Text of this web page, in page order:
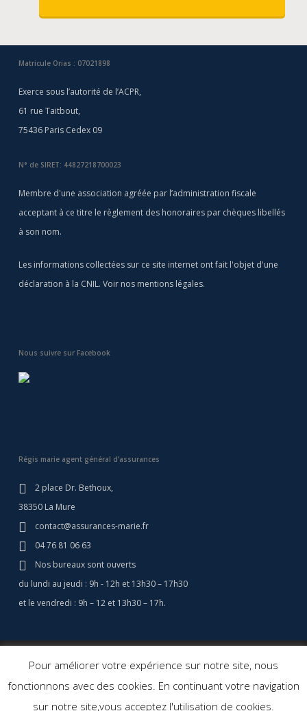
Matricule Orias : 07021898
Exerce sous l’autorité de l’ACPR,
61 rue Taitbout,
75436 Paris Cedex 09
N° de SIRET: 44827218700023
Membre d'une association agréée par l’administration fiscale
acceptant à ce titre le règlement des honoraires par chèques libellés
à son nom.
Les informations collectées sur ce site internet ont fait l'objet d'une
déclaration à la CNIL. Voir nos mentions légales.
Nous suivre sur Facebook
Régis marie agent général d’assurances
2 place Dr. Bethoux,
38350 La Mure
contact@assurances-marie.fr
04 76 81 06 63
Nos bureaux sont ouverts
du lundi au jeudi : 9h - 12h et 13h30 – 17h30
et le vendredi : 9h – 12 et 13h30 – 17h.
© 2026 Assurances Marie - Assurance Camping Car - Régis Marie
Cerf à Lunettes
Pour améliorer votre expérience sur notre site, nous
fonctionnons avec des cookies. En continuant votre navigation
sur notre site,vous acceptez l'utilisation de cookies.